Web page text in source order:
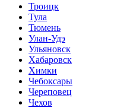
Троицк
Тула
Тюмень
Улан-Удэ
Ульяновск
Хабаровск
Химки
Чебоксары
Череповец
Чехов